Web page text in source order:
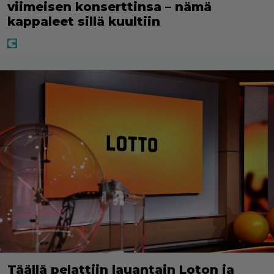
viimeisen konserttinsa – nämä
kappaleet sillä kuultiin
Täällä pelattiin lauantain Loton ja